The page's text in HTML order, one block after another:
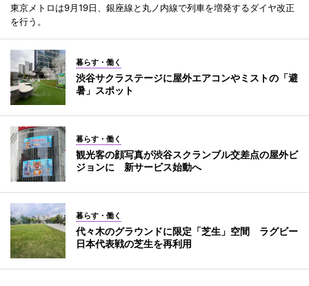
東京メトロは9月19日、銀座線と丸ノ内線で列車を増発するダイヤ改正
を行う。
暮らす・働く
渋谷サクラステージに屋外エアコンやミストの「避
暑」スポット
暮らす・働く
観光客の顔写真が渋谷スクランブル交差点の屋外ビ
ジョンに 新サービス始動へ
暮らす・働く
代々木のグラウンドに限定「芝生」空間 ラグビー
日本代表戦の芝生を再利用